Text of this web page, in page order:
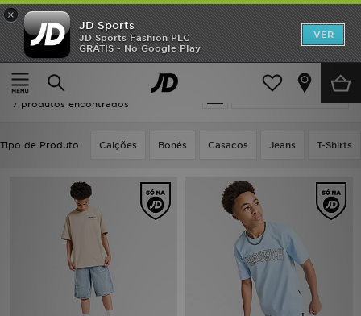
×
JD Sports
JD Sports Fashion PLC
GRÁTIS - No Google Play
VER
Página principal
Oferta | Azul Hoodrich
Actualizar a pesquisa
Oferta | Azul Hoodrich
7 produtos encontrados
Tipo de Produto Calções Bonés Casacos Jeans T-Shirts
INÍCIO
Promoções
NOVIDADES
CRIANÇA
DESPORTO